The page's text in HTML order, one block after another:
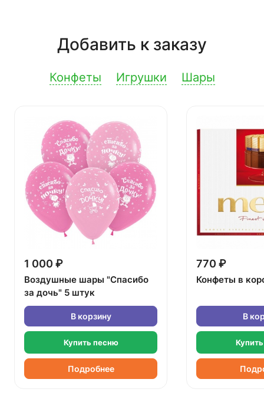
Добавить к заказу
Конфеты Игрушки Шары
1 000 ₽
Воздушные шары "Спасибо
за дочь" 5 штук
В корзину
Купить песню
Подробнее
770 ₽
Конфеты в
В